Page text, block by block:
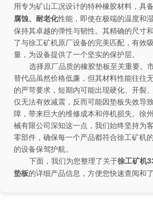
用专为矿山工况设计的特种橡胶材料，具
腐蚀、耐老化性能，即使在极端的温度和
保持其卓越的弹性与韧性。其精确的尺寸
了与徐工矿机原厂设备的完美匹配，有效
量，为设备提供了一个坚实的保护层。
选择原厂品质的橡胶垫板至关重要。
替代品虽然价格低廉，但其材料性能往往
的严苛要求，短期内可能出现硬化、开裂
仅无法有效减震，反而可能因垫板失效导
障，带来巨大的维修成本和停机损失。徐
械有限公司深知这一点，我们始终坚持为
零部件，确保每一个产品都符合徐工矿机
的设备保驾护航。
下面，我们为您整理了关于徐工矿机
垫板的详细产品信息，方便您快速查阅和了